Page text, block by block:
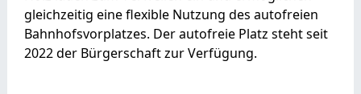
gleichzeitig eine flexible Nutzung des autofreien
Bahnhofsvorplatzes. Der autofreie Platz steht seit
2022 der Bürgerschaft zur Verfügung.